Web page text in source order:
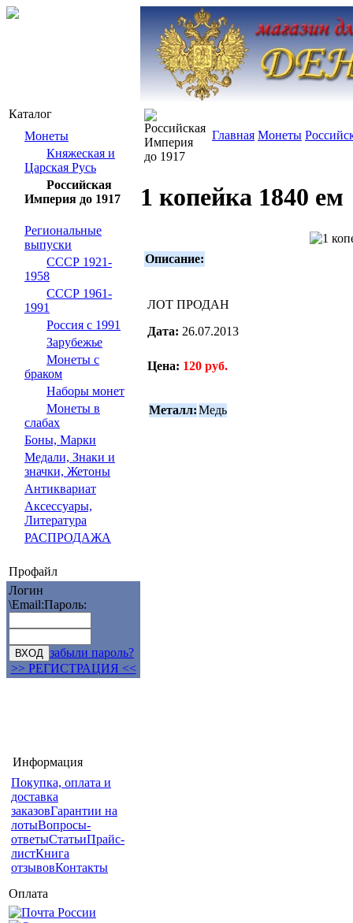
Каталог
Монеты
Княжеская и
Царская Русь
Российская
Империя до 1917
Региональные
выпуски
СССР 1921-
1958
СССР 1961-
1991
Россия с 1991
Зарубежье
Монеты с
браком
Наборы монет
Монеты в
слабах
Боны, Марки
Медали, Знаки и
значки, Жетоны
Антиквариат
Аксессуары,
Литература
РАСПРОДАЖА
Профайл
Логин
\Email:Пароль:
забыли пароль?
>> РЕГИСТРАЦИЯ <<
Информация
Покупка, оплата и
доставка
заказовГарантии на
лотыВопросы-
ответыСтатьиПрайс-
листКнига
отзывовКонтакты
Оплата
Главная Монеты
1 копейка 1840 ем
Описание:
ЛОТ ПРОДАН
Дата: 26.07.2013
Цена: 120 руб.
Металл:Медь